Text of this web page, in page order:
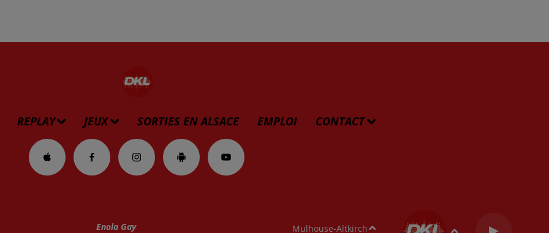
REPLAY JEUX SORTIES EN ALSACE EMPLOI CONTACT
Enola Gay Mulhouse-Altkirch